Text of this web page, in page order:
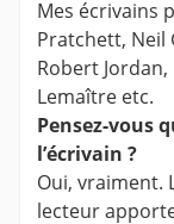
Mes écrivains
Pratchett, Neil
Robert
Lemaître etc.
Pensez-vous
l’écrivain ?
Oui, vraiment.
lecteur